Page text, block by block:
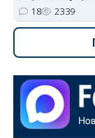
18 2339